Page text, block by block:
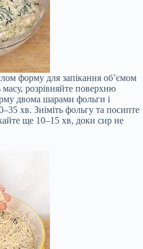
форму для запікання об’ємом
розрівняйте поверхню
двома шарами фольги і
хв. Зніміть фольгу та посипте
ще 10–15 хв, доки сир не